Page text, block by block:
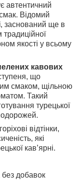
автентичний
Відомий
, заснований ще в
традиційної
якості у всьому
кавових
що
смаком, щільною
Такий
турецької
відтінки,
які
кав’ярні.
добавок